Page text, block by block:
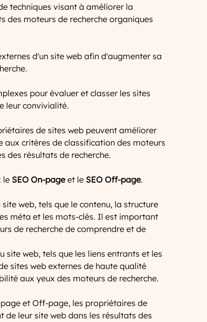
techniques visant à améliorer la
des moteurs de recherche organiques
d'un site web afin d'augmenter sa
pour évaluer et classer les sites
leur convivialité.
de sites web peuvent améliorer
aux critères de classification des moteurs
des résultats de recherche.
le SEO On-page et le SEO Off-page.
web, tels que le contenu, la structure
méta et les mots-clés. Il est important
de recherche de comprendre et de
site web, tels que les liens entrants et les
sites web externes de haute qualité
aux yeux des moteurs de recherche.
et Off-page, les propriétaires de
leur site web dans les résultats des